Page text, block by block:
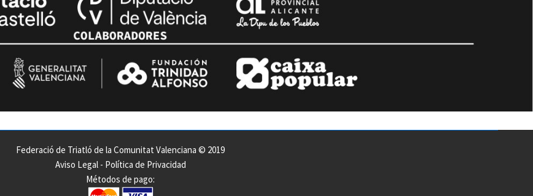
Federació de Triatló de la Comunitat Valenciana © 2019
Aviso Legal- Política de Privacidad
Métodos de pago: